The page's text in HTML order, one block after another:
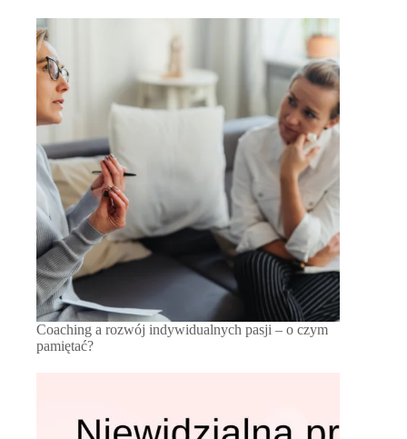
Coaching a rozwój indywidualnych pasji – o czym
pamiętać?